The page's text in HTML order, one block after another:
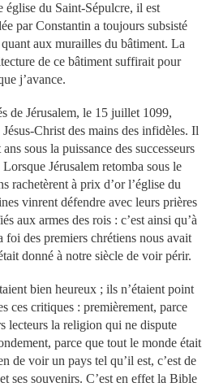
église du Saint-Sépulcre, il est
par Constantin a toujours subsisté
aux murailles du bâtiment. La
de ce bâtiment suffirait pour
j’avance.
de Jérusalem, le 15 juillet 1099,
Christ des mains des infidèles. Il
sous la puissance des successeurs
Jérusalem retomba sous le
rachetèrent à prix d’or l’église du
vinrent défendre avec leurs prières
aux armes des rois : c’est ainsi qu’à
des premiers chrétiens nous avait
donné à notre siècle de voir périr.
bien heureux ; ils n’étaient point
ces critiques : premièrement, parce
lecteurs la religion qui ne dispute
parce que tout le monde était
de voir un pays tel qu’il est, c’est de
ses souvenirs. C’est en effet la Bible